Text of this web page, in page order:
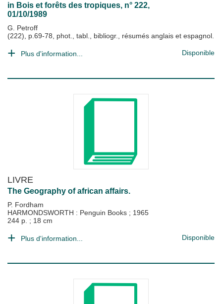
in Bois et forêts des tropiques, n° 222,
01/10/1989
G. Petroff
(222), p.69-78, phot., tabl., bibliogr., résumés anglais et espagnol.
Plus d'information... Disponible
LIVRE
The Geography of african affairs.
P. Fordham
HARMONDSWORTH : Penguin Books ; 1965
244 p. ; 18 cm
Plus d'information... Disponible